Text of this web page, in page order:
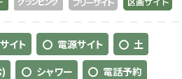
イト 電源サイト
土
シャワー
電話予約